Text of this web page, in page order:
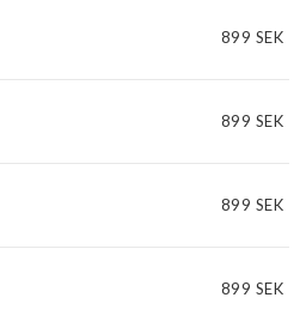
899 SEK
899 SEK
899 SEK
899 SEK